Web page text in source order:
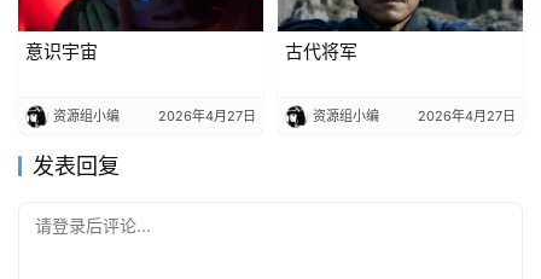
意识宇宙
资源组小编 2026年4月27日
古代将军
资源组小编 2026年4月27日
发表回复
请登录后评论...